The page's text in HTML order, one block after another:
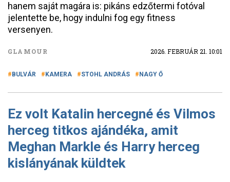
hanem saját magára is: pikáns edzőtermi fotóval
jelentette be, hogy indulni fog egy fitness
versenyen.
GLAMOUR 2026. FEBRUÁR 21. 10:01
BULVÁR KAMERA STOHL ANDRÁS NAGY Ő
Ez volt Katalin hercegné és Vilmos
herceg titkos ajándéka, amit
Meghan Markle és Harry herceg
kislányának küldtek